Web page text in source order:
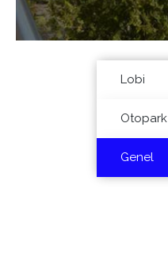
Lobi
Otopark
Genel